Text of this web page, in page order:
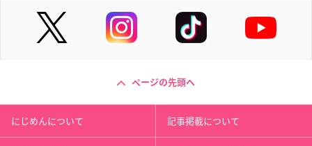
ページの先頭へ
にじめんについて 記事掲載について